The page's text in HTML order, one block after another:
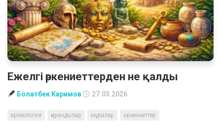
Ежелгі өркениеттерден не қалды
Болатбек Каримов 27.03.2026
археология қирандылар мұралар өркениеттер